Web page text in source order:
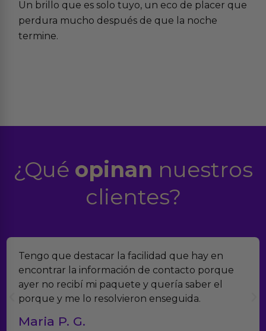
Un brillo que es solo tuyo, un eco de placer que
perdura mucho después de que la noche
termine.
¿Qué opinan nuestros
clientes?
que destacar la facilidad que hay en
la información de contacto porque
no recibí mi paquete y quería saber el
y me lo resolvieron enseguida.
P. G.